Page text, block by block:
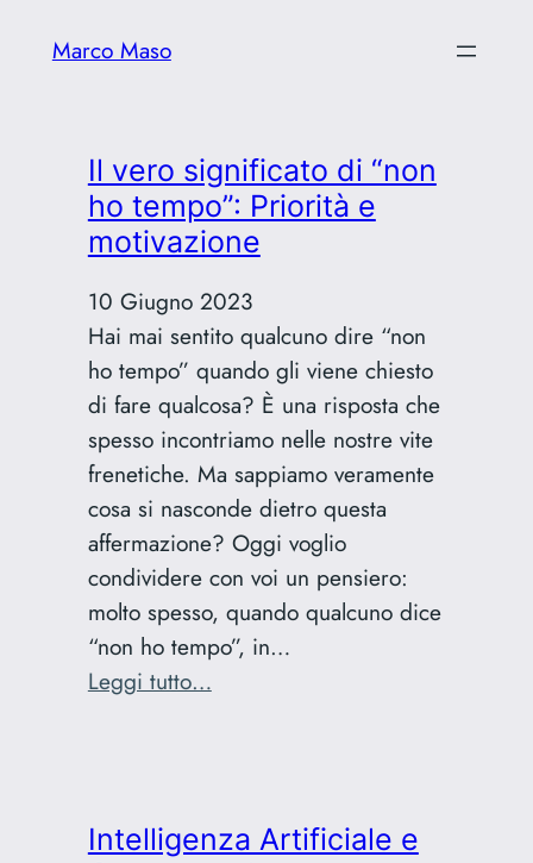
Marco Maso
Il vero significato di “non
ho tempo”: Priorità e
motivazione
10 Giugno 2023
Hai mai sentito qualcuno dire “non
ho tempo” quando gli viene chiesto
di fare qualcosa? È una risposta che
spesso incontriamo nelle nostre vite
frenetiche. Ma sappiamo veramente
cosa si nasconde dietro questa
affermazione? Oggi voglio
condividere con voi un pensiero:
molto spesso, quando qualcuno dice
“non ho tempo”, in…
Leggi tutto…:
“non
Intelligenza Artificiale e